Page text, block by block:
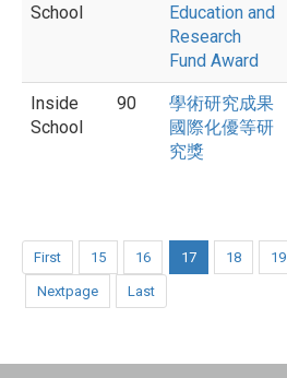
School
Education and
Research
Fund Award
Inside
School
90
學術研究成果
國際化優等研
究獎
First 15 16 17 18 19
Nextpage Last